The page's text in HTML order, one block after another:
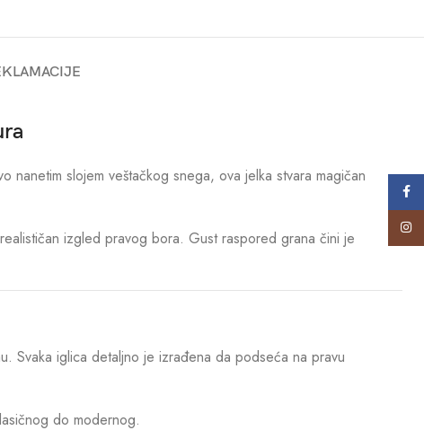
nanetim slojem veštačkog snega, ova jelka stvara magičan
izgled pravog bora. Gust raspored grana čini je
Svaka iglica detaljno je izrađena da podseća na pravu
do modernog.